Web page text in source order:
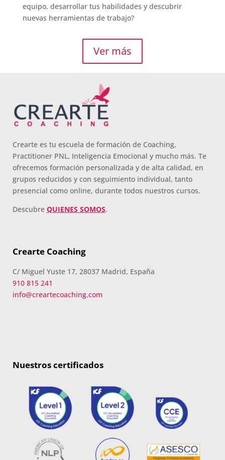
equipo, desarrollar tus habilidades y descubrir
nuevas herramientas de trabajo?
Ver más
Crearte es tu escuela de formación de Coaching,
Practitioner PNL, Inteligencia Emocional y mucho más. Te
ofrecemos formación personalizada y de alta calidad, en
grupos reducidos y con seguimiento individual, tanto
presencial como online, durante todos nuestros cursos.
Descubre QUIENES SOMOS.
Crearte Coaching
C/ Miguel Yuste 17, 28037 Madrid, España
910 815 241
info@creartecoaching.com
Nuestros certificados